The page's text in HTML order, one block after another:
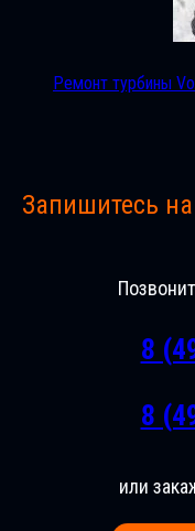
Ремонт турбины
Запишитесь
8
8
или